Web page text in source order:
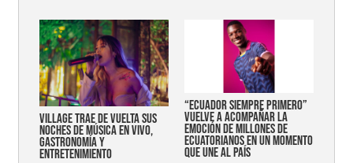
Village trae de vuelta sus
noches de música en vivo,
gastronomía y
entretenimiento
“Ecuador siempre primero”
vuelve a acompañar la
emoción de millones de
ecuatorianos en un momento
que une al país